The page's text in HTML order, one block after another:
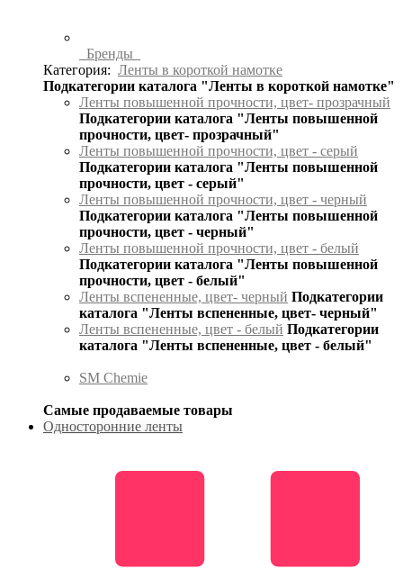
Бренды
Категория: Ленты в короткой намотке
Подкатегории каталога "Ленты в короткой намотке"
Ленты повышенной прочности, цвет- прозрачный
Подкатегории каталога "Ленты повышенной
прочности, цвет- прозрачный"
Ленты повышенной прочности, цвет - серый
Подкатегории каталога "Ленты повышенной
прочности, цвет - серый"
Ленты повышенной прочности, цвет - черный
Подкатегории каталога "Ленты повышенной
прочности, цвет - черный"
Ленты повышенной прочности, цвет - белый
Подкатегории каталога "Ленты повышенной
прочности, цвет - белый"
Ленты вспененные, цвет- черный Подкатегории
каталога "Ленты вспененные, цвет- черный"
Ленты вспененные, цвет - белый Подкатегории
каталога "Ленты вспененные, цвет - белый"
SM Chemie
Самые продаваемые товары
Односторонние ленты